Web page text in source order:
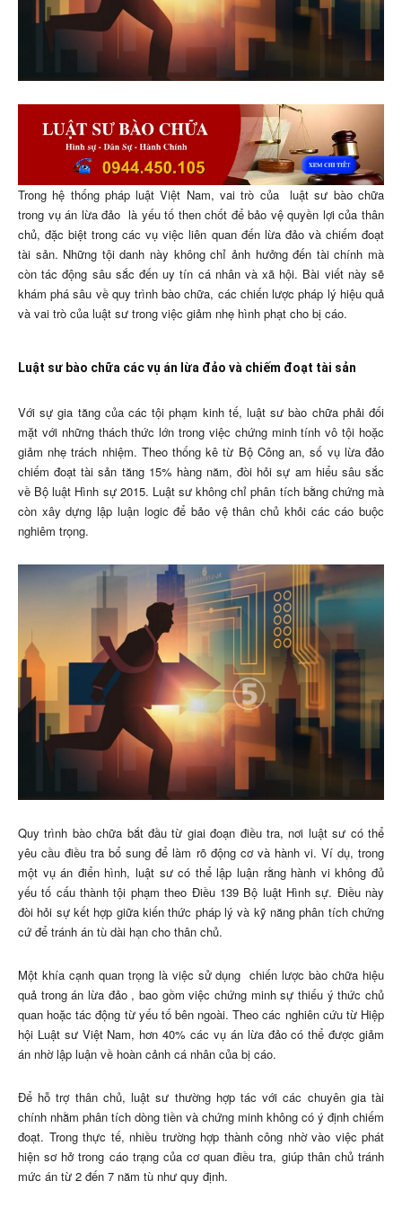
Trong hệ thống pháp luật Việt Nam, vai trò của
luật sư bào chữa
trong vụ án lừa đảo là yếu tố then chốt để bảo vệ quyền lợi của thân
chủ, đặc biệt trong các vụ việc liên quan đến lừa đảo và chiếm đoạt
tài sản. Những tội danh này không chỉ ảnh hưởng đến tài chính mà
còn tác động sâu sắc đến uy tín cá nhân và xã hội. Bài viết này sẽ
khám phá sâu về quy trình bào chữa, các chiến lược pháp lý hiệu quả
và vai trò của luật sư trong việc giảm nhẹ hình phạt cho bị cáo.
Luật sư bào chữa các vụ án lừa đảo và chiếm đoạt tài sản
Với sự gia tăng của các tội phạm kinh tế, luật sư bào chữa phải đối
mặt với những thách thức lớn trong việc chứng minh tính vô tội hoặc
giảm nhẹ trách nhiệm. Theo thống kê từ Bộ Công an, số vụ lừa đảo
chiếm đoạt tài sản tăng 15% hàng năm, đòi hỏi sự am hiểu sâu sắc
về Bộ luật Hình sự 2015. Luật sư không chỉ phân tích bằng chứng mà
còn xây dựng lập luận logic để bảo vệ thân chủ khỏi các cáo buộc
nghiêm trọng.
Quy trình bào chữa bắt đầu từ giai đoạn điều tra, nơi luật sư có thể
yêu cầu điều tra bổ sung để làm rõ động cơ và hành vi. Ví dụ, trong
một vụ án điển hình, luật sư có thể lập luận rằng hành vi không đủ
yếu tố cấu thành tội phạm theo Điều 139 Bộ luật Hình sự. Điều này
đòi hỏi sự kết hợp giữa kiến thức pháp lý và kỹ năng phân tích chứng
cứ để tránh án tù dài hạn cho thân chủ.
Một khía cạnh quan trọng là việc sử dụng chiến lược bào chữa hiệu
quả trong án lừa đảo , bao gồm việc chứng minh sự thiếu ý thức chủ
quan hoặc tác động từ yếu tố bên ngoài. Theo các nghiên cứu từ Hiệp
hội Luật sư Việt Nam, hơn 40% các vụ án lừa đảo có thể được giảm
án nhờ lập luận về hoàn cảnh cá nhân của bị cáo.
Để hỗ trợ thân chủ, luật sư thường hợp tác với các chuyên gia tài
chính nhằm phân tích dòng tiền và chứng minh không có ý định chiếm
đoạt. Trong thực tế, nhiều trường hợp thành công nhờ vào việc phát
hiện sơ hở trong cáo trạng của cơ quan điều tra, giúp thân chủ tránh
mức án từ 2 đến 7 năm tù như quy định.